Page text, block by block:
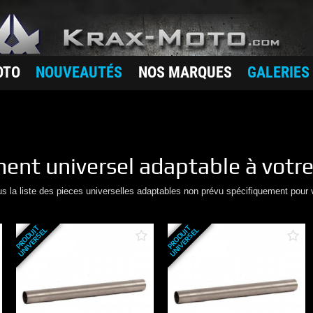
NOUVEAUTÉS NOS MARQUES GALERIES
universel adaptable à votre
la liste des pieces universelles adaptables non prévu spécifiquement pour
P
R
O
D
U
I
T
U
N
I
V
E
R
S
E
L P
R
O
D
U
I
T
U
N
I
V
E
R
S
E
L